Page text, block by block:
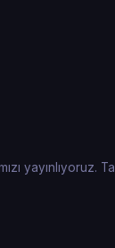
yayınlıyoruz.